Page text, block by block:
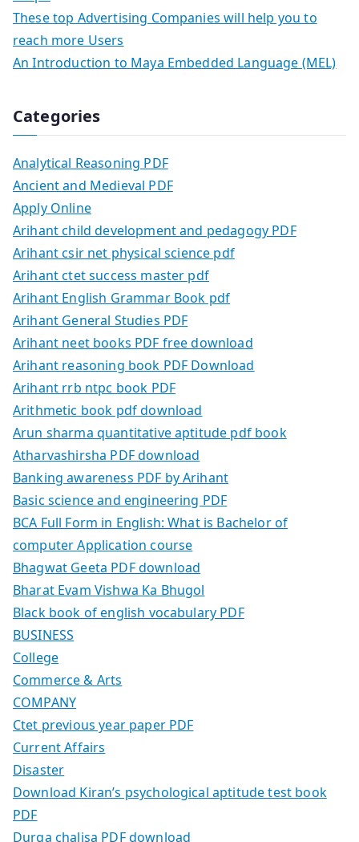
These top Advertising Companies will help you to
reach more Users
An Introduction to Maya Embedded Language (MEL)
Categories
Analytical Reasoning PDF
Ancient and Medieval PDF
Apply Online
Arihant child development and pedagogy PDF
Arihant csir net physical science pdf
Arihant ctet success master pdf
Arihant English Grammar Book pdf
Arihant General Studies PDF
Arihant neet books PDF free download
Arihant reasoning book PDF Download
Arihant rrb ntpc book PDF
Arithmetic book pdf download
Arun sharma quantitative aptitude pdf book
Atharvashirsha PDF download
Banking awareness PDF by Arihant
Basic science and engineering PDF
BCA Full Form in English: What is Bachelor of
computer Application course
Bhagwat Geeta PDF download
Bharat Evam Vishwa Ka Bhugol
Black book of english vocabulary PDF
BUSINESS
College
Commerce & Arts
COMPANY
Ctet previous year paper PDF
Current Affairs
Disaster
Download Kiran’s psychological aptitude test book
PDF
Durga chalisa PDF download